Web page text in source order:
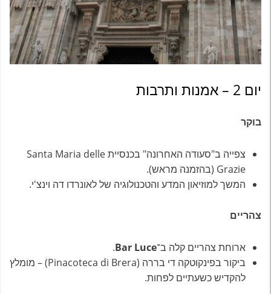
יום 2 – אמנות ותרבות
בוקר
צפייה ב"סעודה האחרונה"
בכנסיית Santa Maria delle
Grazie (בהזמנה מראש).
המשך למוזיאון המדע והטכנולוגיה של לאונרדו דה וינצ'י.
צהריים
ארוחת צהריים קלה ב־Bar Luce
.
ביקור בפינקוטקה די בררה (Pinacoteca di Brera) – מומלץ
להקדיש כשעתיים לפחות.